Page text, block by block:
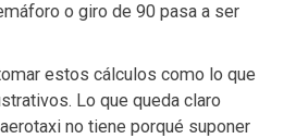
o giro de 90 pasa a ser
estos cálculos como lo que
Lo que queda claro
no tiene porqué suponer